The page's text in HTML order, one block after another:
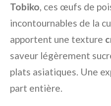
Tobiko, ces œufs de
incontournables de la
apportent une texture
saveur légèrement
plats asiatiques. Une
part entière.